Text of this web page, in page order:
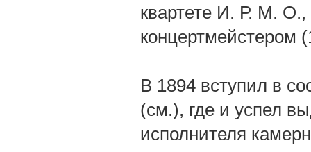
квартете И. Р. М. О.,
концертмейстером
В 1894 вступил в
(см.), где и успел
исполнителя